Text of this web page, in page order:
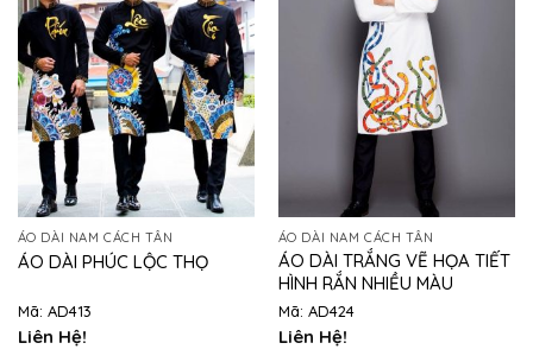
ÁO DÀI NAM CÁCH TÂN
ÁO DÀI PHÚC LỘC THỌ
Mã: AD413
Liên Hệ!
ÁO DÀI NAM CÁCH TÂN
ÁO DÀI TRẮNG VẼ HỌA TIẾT
HÌNH RẮN NHIỀU MÀU
Mã: AD424
Liên Hệ!